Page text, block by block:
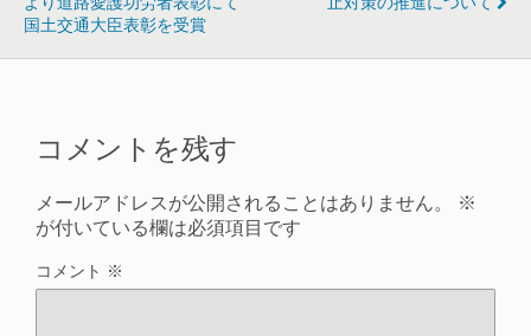
国土交通大臣表彰を受賞
コメントを残す
メールアドレスが公開されることはありません。
※
が付いている欄は必須項目です
コメント ※